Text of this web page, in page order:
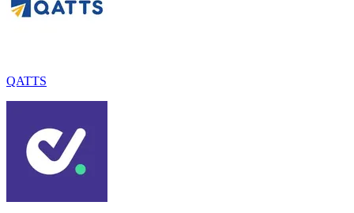
QATTS